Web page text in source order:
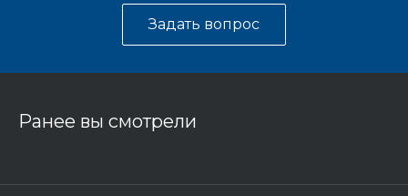
Задать вопрос
Ранее вы смотрели